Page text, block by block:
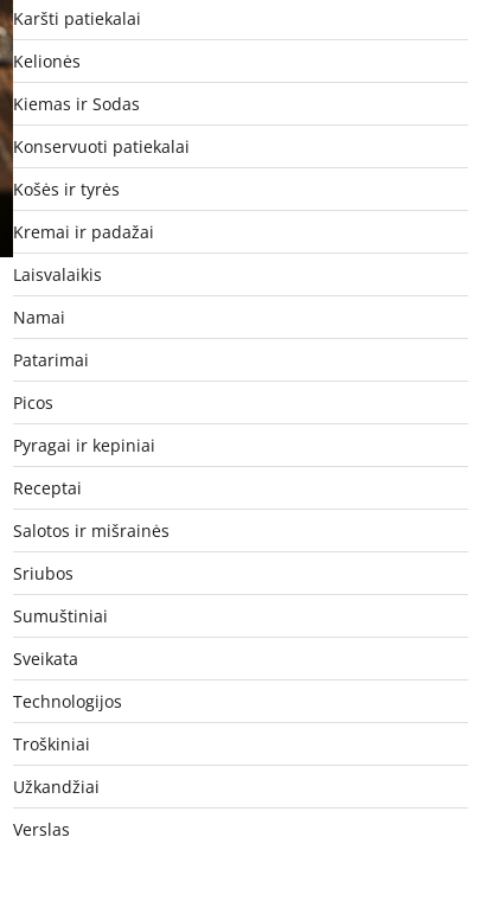
Karšti patiekalai
Kelionės
Kiemas ir Sodas
Konservuoti patiekalai
Košės ir tyrės
Kremai ir padažai
Laisvalaikis
Namai
Patarimai
Picos
Pyragai ir kepiniai
Receptai
Salotos ir mišrainės
Sriubos
Sumuštiniai
Sveikata
Technologijos
Troškiniai
Užkandžiai
Verslas